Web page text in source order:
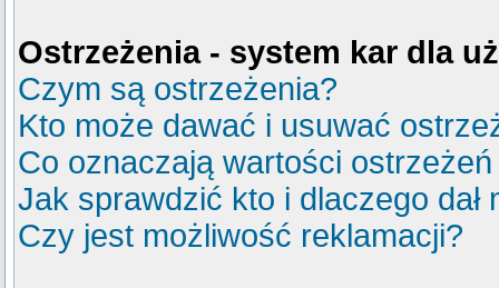
Ostrzeżenia - system kar dla
Czym są ostrzeżenia?
Kto może dawać i usuwać
Co oznaczają wartości
Jak sprawdzić kto i dlaczego dał
Czy jest możliwość reklamacji?